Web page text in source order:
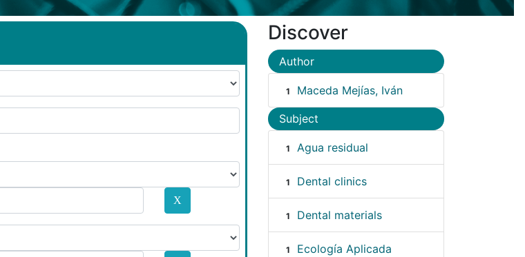
Discover
Author
1 Maceda Mejías, Iván
Subject
1 Agua residual
1 Dental clinics
1 Dental materials
1 Ecología Aplicada